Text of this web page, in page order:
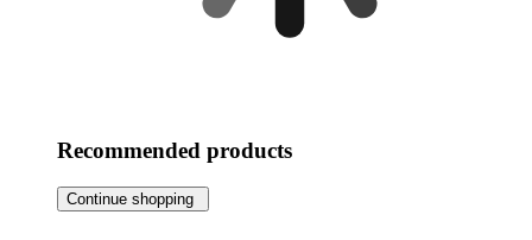
Recommended products
Continue shopping